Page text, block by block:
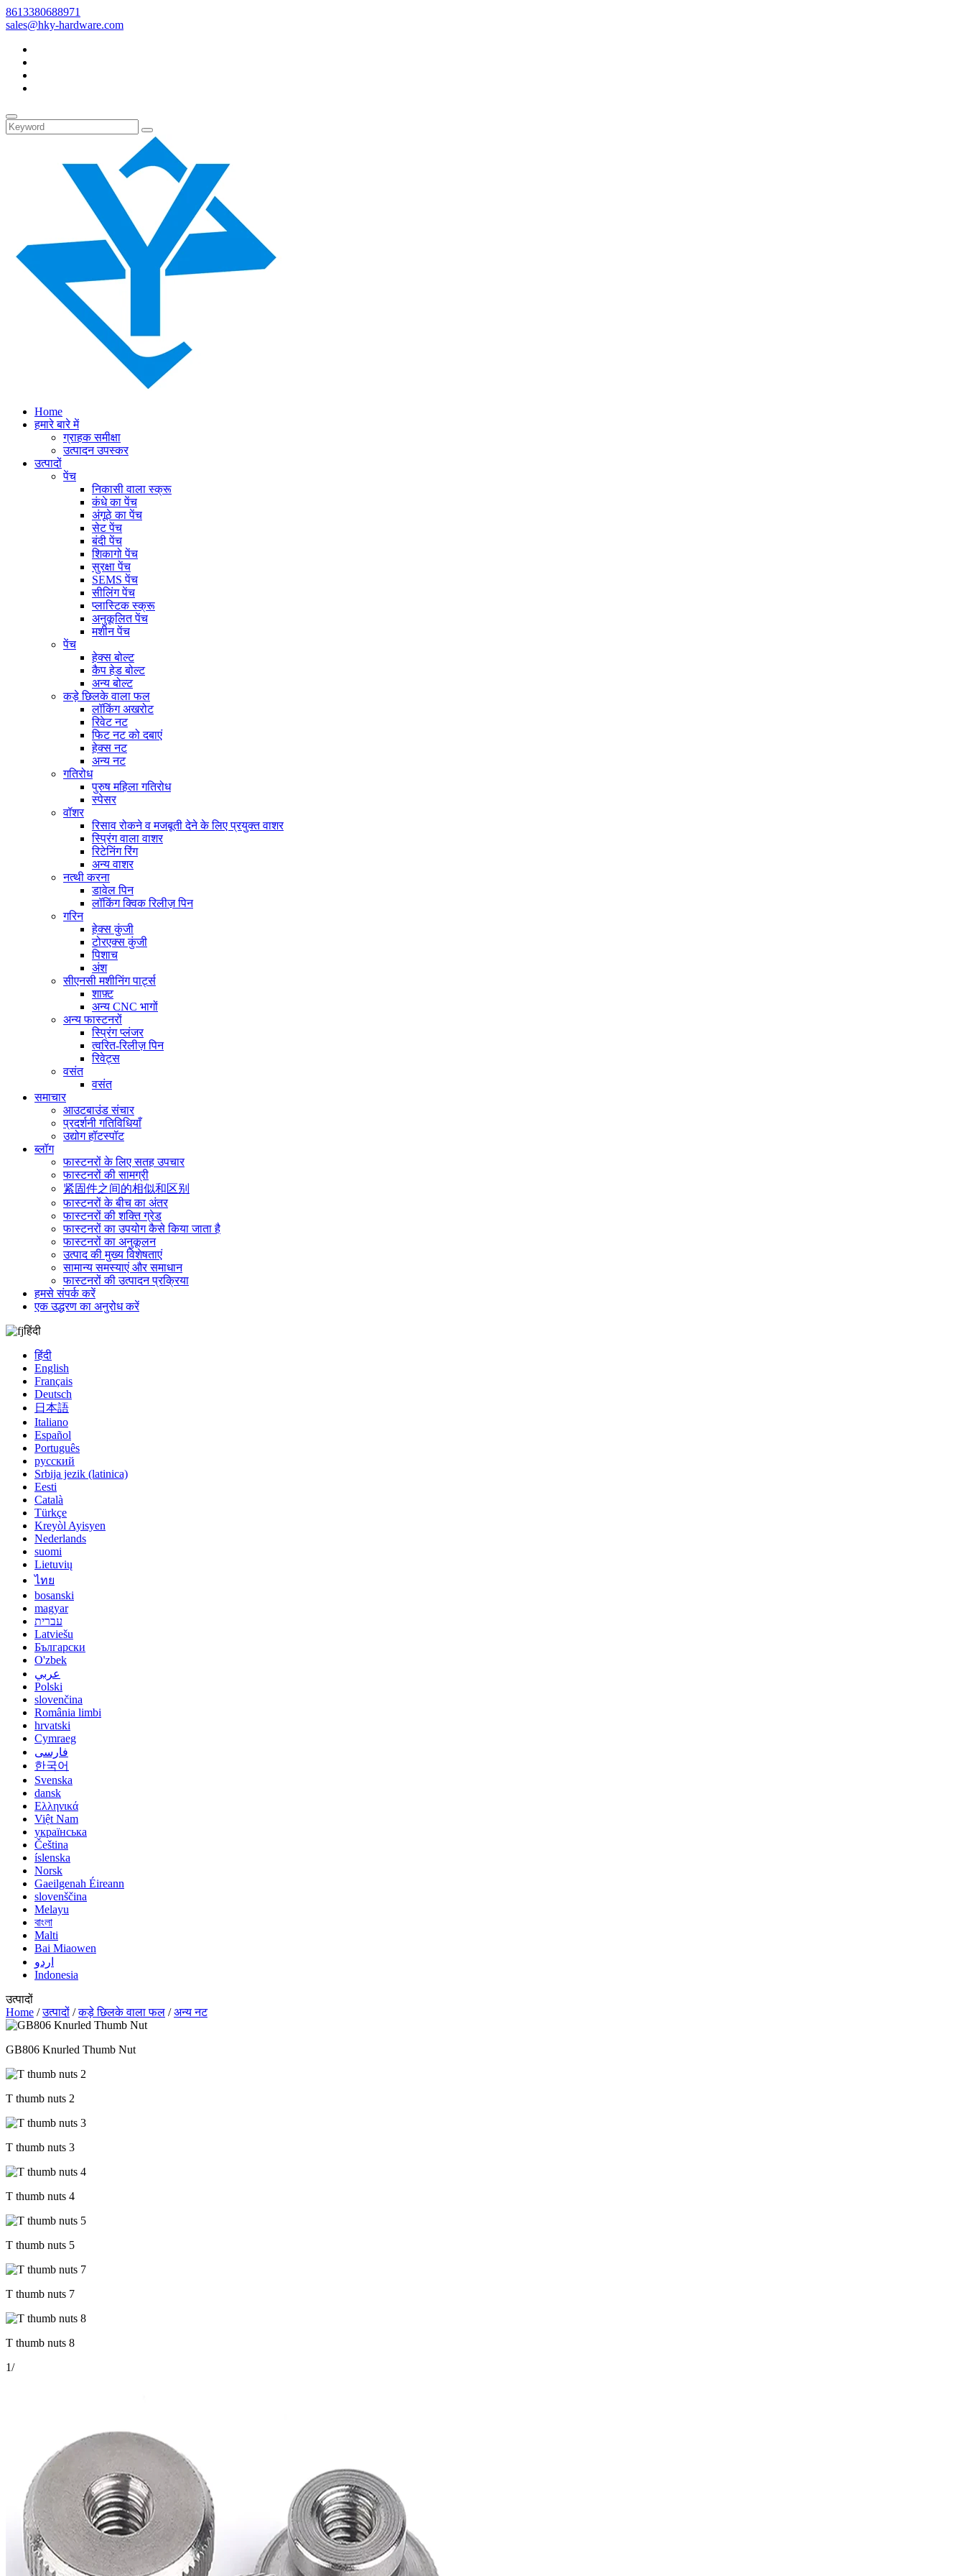
8613380688971
sales@hky-hardware.com
Home
हमारे बारे में
ग्राहक समीक्षा
उत्पादन उपस्कर
उत्पादों
पेंच
निकासी वाला स्क्रू
कंधे का पेंच
अंगूठे का पेंच
सेट पेंच
बंदी पेंच
शिकागो पेंच
सुरक्षा पेंच
SEMS पेंच
सीलिंग पेंच
प्लास्टिक स्क्रू
अनुकूलित पेंच
मशीन पेंच
पेंच
हेक्स बोल्ट
कैप हेड बोल्ट
अन्य बोल्ट
कड़े छिलके वाला फल
लॉकिंग अखरोट
रिवेट नट
फिट नट को दबाएं
हेक्स नट
अन्य नट
गतिरोध
पुरुष महिला गतिरोध
स्पेसर
वॉशर
रिसाव रोकने व मजबूती देने के लिए प्रयुक्त वाशर
स्प्रिंग वाला वाशर
रिटेनिंग रिंग
अन्य वाशर
नत्थी करना
डावेल पिन
लॉकिंग क्विक रिलीज़ पिन
गरिन
हेक्स कुंजी
टोरएक्स कुंजी
पिशाच
अंश
सीएनसी मशीनिंग पार्ट्स
शाफ़्ट
अन्य CNC भागों
अन्य फास्टनरों
स्प्रिंग प्लंजर
त्वरित-रिलीज़ पिन
रिवेट्स
वसंत
वसंत
समाचार
आउटबाउंड संचार
प्रदर्शनी गतिविधियाँ
उद्योग हॉटस्पॉट
ब्लॉग
फास्टनरों के लिए सतह उपचार
फास्टनरों की सामग्री
紧固件之间的相似和区别
फास्टनरों के बीच का अंतर
फास्टनरों की शक्ति ग्रेड
फास्टनरों का उपयोग कैसे किया जाता है
फास्टनरों का अनुकूलन
उत्पाद की मुख्य विशेषताएं
सामान्य समस्याएं और समाधान
फास्टनरों की उत्पादन प्रक्रिया
हमसे संपर्क करें
एक उद्धरण का अनुरोध करें
हिंदी
हिंदी
English
Français
Deutsch
日本語
Italiano
Español
Português
русский
Srbija jezik (latinica)
Eesti
Català
Türkçe
Kreyòl Ayisyen
Nederlands
suomi
Lietuvių
ไทย
bosanski
magyar
עברית
Latviešu
Български
O'zbek
عربي
Polski
slovenčina
România limbi
hrvatski
Cymraeg
فارسی
한국어
Svenska
dansk
Ελληνικά
Việt Nam
українська
Čeština
íslenska
Norsk
Gaeilgenah Éireann
slovenščina
Melayu
বাংলা
Malti
Bai Miaowen
اردو
Indonesia
उत्पादों
Home /उत्पादों /कड़े छिलके वाला फल /अन्य नट
GB806 Knurled Thumb Nut
T thumb nuts 2
T thumb nuts 3
T thumb nuts 4
T thumb nuts 5
T thumb nuts 7
T thumb nuts 8
1/